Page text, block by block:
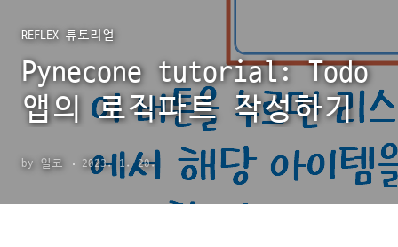
REFLEX 튜토리얼
Pynecone tutorial: Todo
앱의 로직파트 작성하기
by 일코 2023. 1. 20.